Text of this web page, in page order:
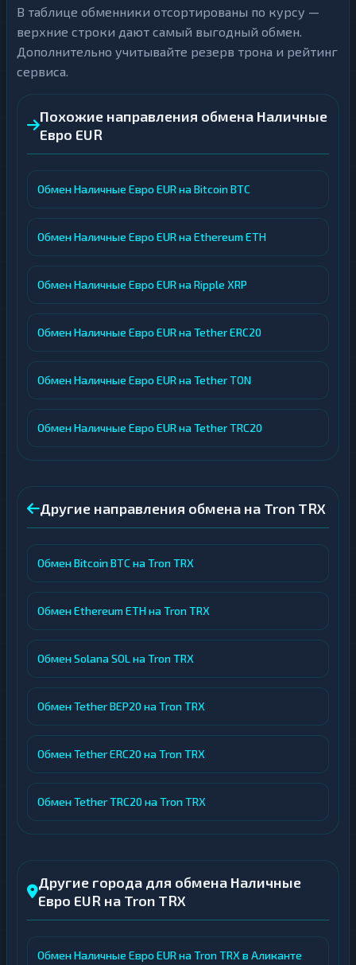
В таблице обменники отсортированы по курсу —
верхние строки дают самый выгодный обмен.
Дополнительно учитывайте резерв трона и рейтинг
сервиса.
Похожие направления обмена Наличные
Евро EUR
Обмен Наличные Евро EUR на Bitcoin BTC
Обмен Наличные Евро EUR на Ethereum ETH
Обмен Наличные Евро EUR на Ripple XRP
Обмен Наличные Евро EUR на Tether ERC20
Обмен Наличные Евро EUR на Tether TON
Обмен Наличные Евро EUR на Tether TRC20
Другие направления обмена на Tron TRX
Обмен Bitcoin BTC на Tron TRX
Обмен Ethereum ETH на Tron TRX
Обмен Solana SOL на Tron TRX
Обмен Tether BEP20 на Tron TRX
Обмен Tether ERC20 на Tron TRX
Обмен Tether TRC20 на Tron TRX
Другие города для обмена Наличные
Евро EUR на Tron TRX
Обмен Наличные Евро EUR на Tron TRX в Аликанте